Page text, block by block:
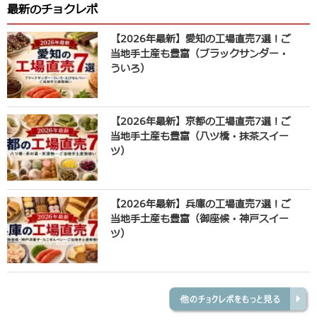
最新のチョクレポ
【2026年最新】愛知の工場直売7選！ご
当地手土産も豊富（ブラックサンダー・
ういろ）
【2026年最新】京都の工場直売7選！ご
当地手土産も豊富（八ツ橋・抹茶スイー
ツ）
【2026年最新】兵庫の工場直売7選！ご
当地手土産も豊富（御座候・神戸スイー
ツ）